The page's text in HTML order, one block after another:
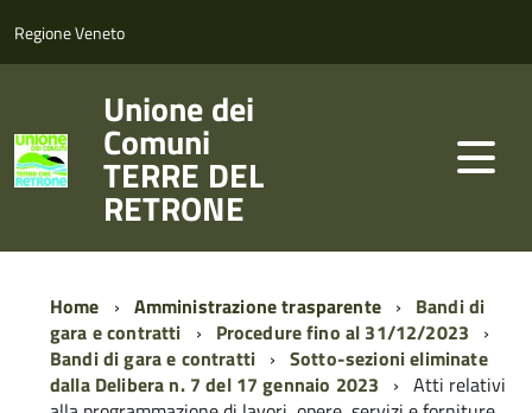
Regione Veneto
Unione dei
Comuni
TERRE DEL
RETRONE
Home Amministrazione trasparente
Bandi di
gara e contratti
Procedure fino al 31/12/2023
Bandi di gara e contratti
Sotto-sezioni eliminate
dalla Delibera n. 7 del 17 gennaio 2023
Atti relativi